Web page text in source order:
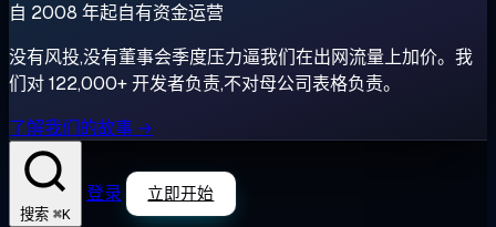
自 2008 年起自有资金运营
没有风投,没有董事会季度压力逼我们在出网流量上加价。我
们对 122,000+ 开发者负责,不对母公司表格负责。
了解我们的故事 →
搜索 ⌘K
登录 立即开始